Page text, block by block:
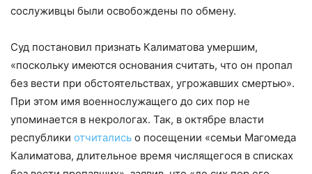
сослуживцы были освобождены по обмену.
Суд постановил признать Калиматова умершим,
«поскольку имеются основания считать, что он пропал
без вести при обстоятельствах, угрожавших смертью».
При этом имя военнослужащего до сих пор не
упоминается в некрологах. Так, в октябре власти
республики отчитались о посещении «семьи Магомеда
Калиматова, длительное время числящегося в списках